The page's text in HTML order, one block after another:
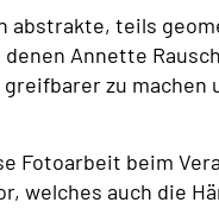
abstrakte, teils
Annette
zu machen
Fotoarbeit beim
welches auch die